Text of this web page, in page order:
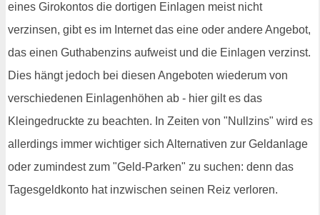
eines Girokontos die dortigen Einlagen meist nicht
verzinsen, gibt es im Internet das eine oder andere Angebot,
das einen Guthabenzins aufweist und die Einlagen verzinst.
Dies hängt jedoch bei diesen Angeboten wiederum von
verschiedenen Einlagenhöhen ab - hier gilt es das
Kleingedruckte zu beachten. In Zeiten von "Nullzins" wird es
allerdings immer wichtiger sich Alternativen zur Geldanlage
oder zumindest zum "Geld-Parken" zu suchen: denn das
Tagesgeldkonto hat inzwischen seinen Reiz verloren.